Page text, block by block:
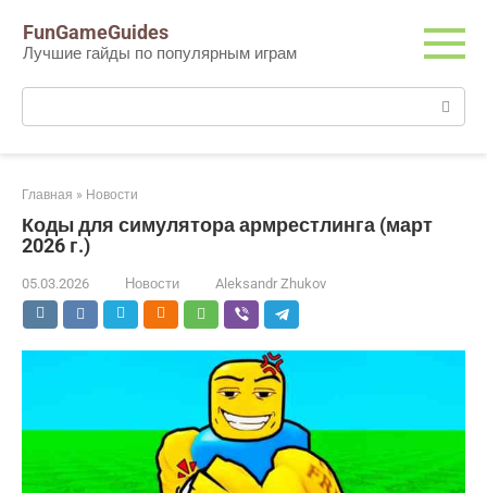
контенту
FunGameGuides
Лучшие гайды по популярным играм
Поиск:
Главная » Новости
Коды для симулятора армрестлинга (март
2026 г.)
05.03.2026 Новости Aleksandr Zhukov